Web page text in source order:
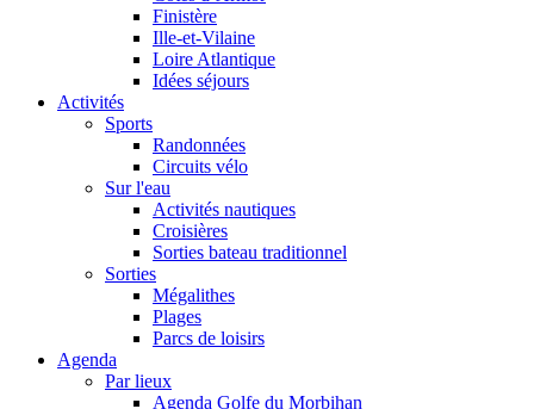
Finistère
Ille-et-Vilaine
Loire Atlantique
Idées séjours
Activités
Sports
Randonnées
Circuits vélo
Sur l'eau
Activités nautiques
Croisières
Sorties bateau traditionnel
Sorties
Mégalithes
Plages
Parcs de loisirs
Agenda
Par lieux
Agenda Golfe du Morbihan